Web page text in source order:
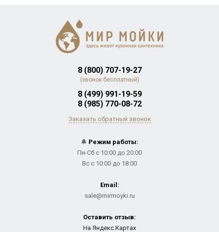
8 (800) 707-19-27
(звонок бесплатный)
8 (499) 991-19-59
8 (985) 770-08-72
Заказать обратный звонок
🔔 Режим работы:
Пн-Сб с 10:00 до 20:00
Вс с 10:00 до 18:00
Email:
sale@mirmoyki.ru
Оставить отзыв:
На Яндекс.Картах